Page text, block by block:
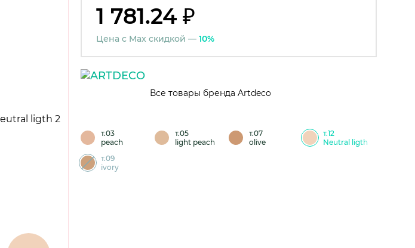
т.03
peach
т.05
light peach
т.07
olive
т.12
Neutral ligth
т.09
ivory
1 781.24 ₽
Цена с Max скидкой — 10%
Все товары бренда Artdeco